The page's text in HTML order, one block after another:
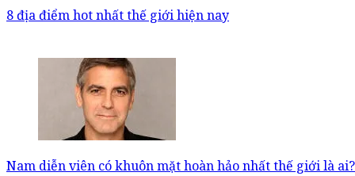
8 địa điểm hot nhất thế giới hiện nay
Nam diễn viên có khuôn mặt hoàn hảo nhất thế giới là ai?